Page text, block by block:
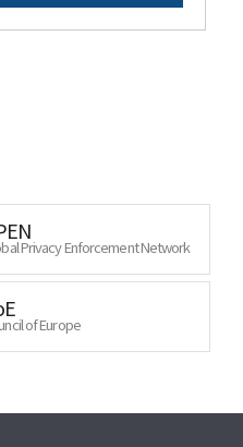
Privacy Enforcement Network
of Europe